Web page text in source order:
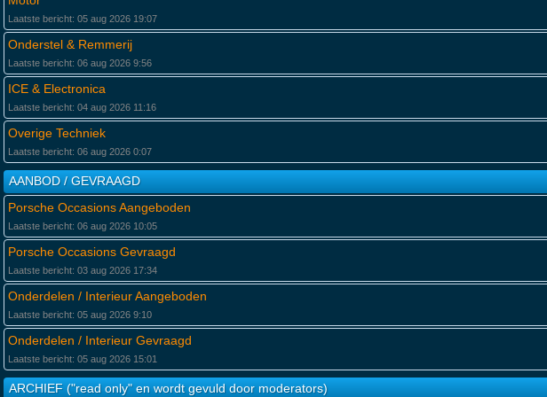
Laatste bericht: 05 aug 2026 19:07
Onderstel & Remmerij
Laatste bericht: 06 aug 2026 9:56
ICE & Electronica
Laatste bericht: 04 aug 2026 11:16
Overige Techniek
Laatste bericht: 06 aug 2026 0:07
AANBOD / GEVRAAGD
Porsche Occasions Aangeboden
Laatste bericht: 06 aug 2026 10:05
Porsche Occasions Gevraagd
Laatste bericht: 03 aug 2026 17:34
Onderdelen / Interieur Aangeboden
Laatste bericht: 05 aug 2026 9:10
Onderdelen / Interieur Gevraagd
Laatste bericht: 05 aug 2026 15:01
ARCHIEF ("read only" en wordt gevuld door moderators)